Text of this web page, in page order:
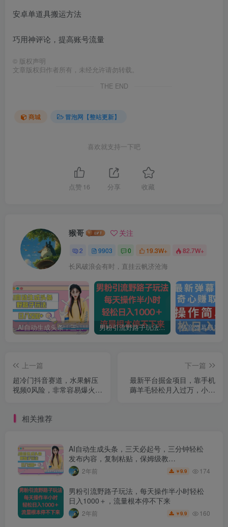
安卓单道具搬运方法
巧用神评论，提高账号流量
© 版权声明
文章版权归作者所有，未经允许请勿转载。
THE END
商城 冒泡网【整站更新】
喜欢就支持一下吧
点赞 16 分享 收藏
猴哥 关注
2 9903 0 19.3W+ 82.7W+
长风破浪会有时，直挂云帆济沧海
AI自动生成头条，三天必起号，三分钟轻松发布内容，复制粘贴，保姆级教… 男粉引流野路子玩法，每天操作半小时轻松日入1000＋，流量根本停不下来
上一篇
超冷门抖音赛道，水果解压
视频0风险，非常容易爆火
下一篇
最新平台掘金项目，靠手机
薅羊毛轻松月入过万，小白
相关推荐
AI自动生成头条，三天必起号，三分钟轻松
发布内容，复制粘贴，保姆级教…
2年前 ￥9.9 174
男粉引流野路子玩法，每天操作半小时轻松
日入1000＋，流量根本停不下来
2年前 ￥9.9 160